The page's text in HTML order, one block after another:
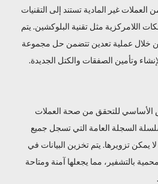
غير المادية تستند إلى التقنيات
اللامركزية مثل تقنية البلوكشين. يتم
خلال عملية تعدين تتضمن حل مجموعة
وتأمين الصفقات والكتل الجديدة.
الأساسي للتحقق من صحة العملات
السجلة العامة التي تسجل جميع
يمكن تزويرها. يتم تخزين البيانات في
بالتشفير، مما يجعلها آمنة ومتاحة